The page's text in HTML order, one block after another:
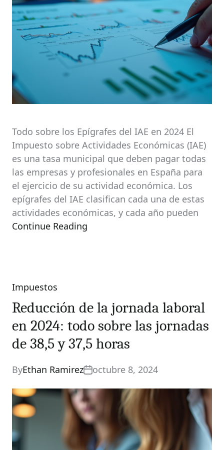
Todo sobre los Epígrafes del IAE en 2024 El
Impuesto sobre Actividades Económicas (IAE)
es una tasa municipal que deben pagar todas
las empresas y profesionales en España para
el ejercicio de su actividad económica. Los
epígrafes del IAE clasifican cada una de estas
actividades económicas, y cada año pueden
Continue Reading
Categories
Impuestos
Reducción de la jornada laboral
en 2024: todo sobre las jornadas
de 38,5 y 37,5 horas
ByEthan Ramirez octubre 8, 2024